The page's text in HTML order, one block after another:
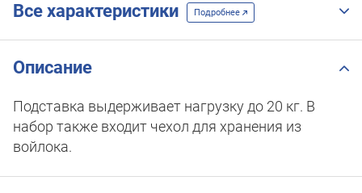
Все характеристики Подробнее
Описание
Подставка выдерживает нагрузку до 20 кг. В
набор также входит чехол для хранения из
войлока.